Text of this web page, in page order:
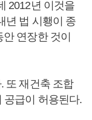
2012년 이것을
년 법 시횅이 종
연장한 것이
또 재건축 조합
공급이 허용된다.